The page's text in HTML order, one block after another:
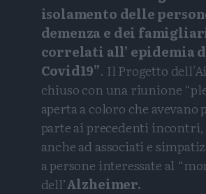
isolamento delle
demenza e dei
correlati all’ epidemia
Covid19”. Il Progetto
chiuso con una riunione
aperta a coloro che avevano
parte ai precedenti incontri,
anche ad associati e
a persone interessate al
dell’Alzheimer.